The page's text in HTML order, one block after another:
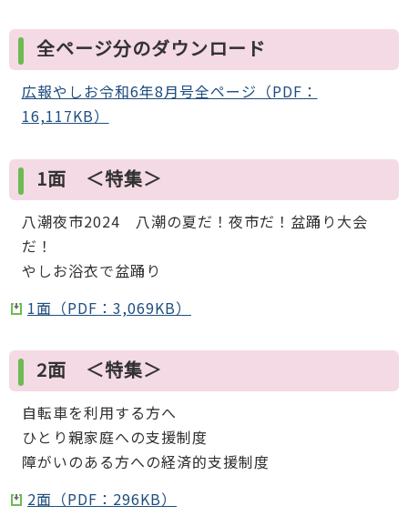
全ページ分のダウンロード
広報やしお令和6年8月号全ページ（PDF：
16,117KB）
1面 ＜特集＞
八潮夜市2024 八潮の夏だ！夜市だ！盆踊り大会
だ！
やしお浴衣で盆踊り
1面（PDF：3,069KB）
2面 ＜特集＞
自転車を利用する方へ
ひとり親家庭への支援制度
障がいのある方への経済的支援制度
2面（PDF：296KB）